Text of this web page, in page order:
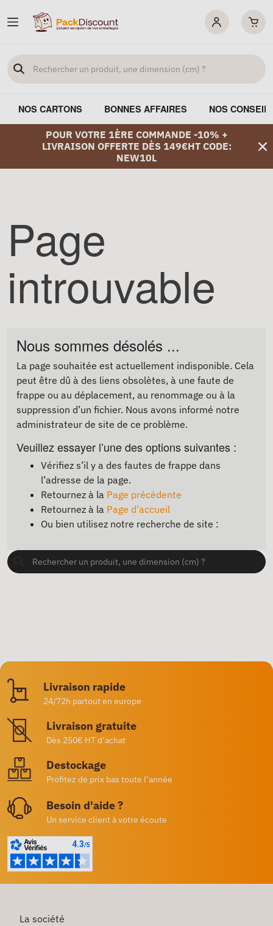
NOS CARTONS BONNES AFFAIRES NOS
POUR VOTRE 1ÈRE COMMANDE -10% +
LIVRAISON OFFERTE DÈS 149€HT CODE:
NEW10L
Page
introuvable
Nous sommes désolés ...
La page souhaitée est actuellement indisponible. Cela
peut être dû à des liens obsolètes, à une faute de
frappe ou au déplacement, au renommage ou à la
suppression d’un fichier. Nous avons informé notre
administrateur de site de ce problème.
Veuillez essayer l’une des options suivantes :
Vérifiez s’il y a des fautes de frappe dans
l’adresse de la page.
Retournez à la Page précédente
Retournez à la Page d’accueil
Ou bien utilisez notre recherche de site :
Livraison rapide
24/72h partout en europe
Livraison gratuite
Dès 250€ HT d’achat
Destockage
Profitez de prix bas toute l’année
Besoin d'aide ?
Un service client à votre écoute
La société